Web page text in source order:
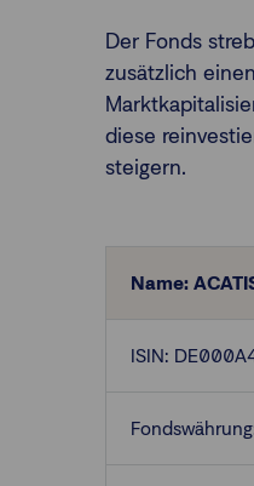
Der Fonds
zusätzlich
diese
steigern.
Name:
ISIN: